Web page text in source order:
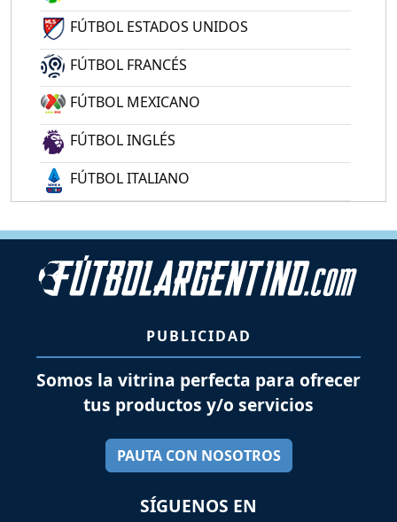
FÚTBOL ESTADOS UNIDOS
FÚTBOL FRANCÉS
FÚTBOL MEXICANO
FÚTBOL INGLÉS
FÚTBOL ITALIANO
PUBLICIDAD
Somos la vitrina perfecta para ofrecer
tus productos y/o servicios
PAUTA CON NOSOTROS
SÍGUENOS EN